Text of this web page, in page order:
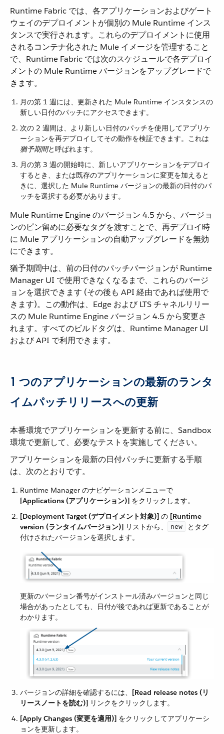
Runtime Fabric では、各アプリケーションおよびゲート
ウェイのデプロイメントが個別の Mule Runtime インス
タンスで実行されます。これらのデプロイメントに使用
されるコンテナ化された Mule イメージを管理すること
で、Runtime Fabric では次のスケジュールで各デプロイ
メントの Mule Runtime バージョンをアップグレードで
きます。
月の第 1 週には、更新された Mule Runtime インスタンスの
新しい日付のパッチにアクセスできます。
次の 2 週間は、より新しい日付のパッチを使用してアプリケ
ーションを再デプロイしてその動作を検証できます。これは​
猶予期間​と呼ばれます。
月の第 3 週の開始時に、新しいアプリケーションをデプロイ
するとき、または既存のアプリケーションに変更を加えると
きに、選択した Mule Runtime バージョンの最新の日付のパ
ッチを選択する必要があります。
Mule Runtime Engine のバージョン 4.5 から、バージョ
ンのピン留めに必要なタグを渡すことで、再デプロイ時
に Mule アプリケーションの自動アップグレードを無効
にできます。
猶予期間中は、前の日付のパッチバージョンが Runtime
Manager UI で使用できなくなるまで、これらのバージ
ョンを選択できます (その後も API 経由であれば使用で
きます)。この動作は、Edge および LTS チャネルリリー
スの Mule Runtime Engine バージョン 4.5 から変更さ
れます。すべてのビルドタグは、Runtime Manager UI
および API で利用できます。
1 つのアプリケーションの最新のランタ
イムパッチリリースへの更新
本番環境でアプリケーションを更新する前に、Sandbox
環境で更新して、必要なテストを実施してください。
アプリケーションを最新の日付パッチに更新する手順
は、次のとおりです。
Runtime Manager のナビゲーションメニューで ​
[Applications (アプリケーション)] ​ をクリックします。
[Deployment Target (デプロイメント対象)] ​ の ​ [Runtime
version (ランタイムバージョン)] ​ リストから、​ new
​ とタグ
付けされたバージョンを選択します。
更新のバージョン番号がインストール済みバージョンと同じ
場合があったとしても、日付が後であれば更新であることが
わかります。
バージョンの詳細を確認するには、​ [Read release notes (リ
リースノートを読む)] ​ リンクをクリックします。
[Apply Changes (変更を適用)] ​ をクリックしてアプリケーシ
ョンを更新します。